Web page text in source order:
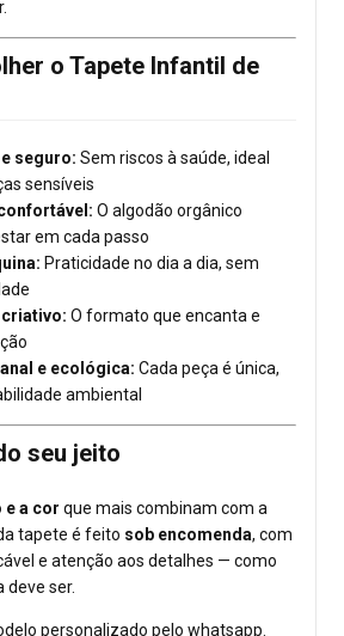
o Tapete Infantil de
seguro: Sem riscos à saúde, ideal
sensíveis
O algodão orgânico
em cada passo
Praticidade no dia a dia, sem
O formato que encanta e
e ecológica: Cada peça é única,
ambiental
seu jeito
e a cor que mais combinam com a
tapete é feito sob encomenda, com
e atenção aos detalhes — como
deve ser.
personalizado pelo whatsapp.